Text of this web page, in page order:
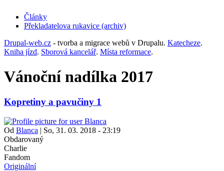
Články
Překladatelova rukavice (archiv)
new
tab)
Drupal-web.cz - tvorba a migrace webů v Drupalu. Katecheze.
Kniha jízd. Sborová kancelář. Místa reformace.
Vánoční nadílka 2017
Kopretiny a pavučiny 1
Od Blanca | So, 31. 03. 2018 - 23:19
Obdarovaný
Charlie
Fandom
Originální